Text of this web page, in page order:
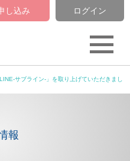
し込み ログイン
サブライン-」を取り上げていただきまし
報